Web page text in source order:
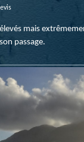
mais
passage.